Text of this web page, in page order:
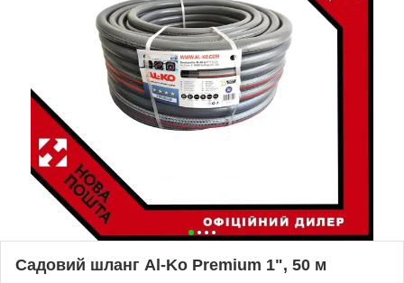
Садовий шланг Al-Ko Premium 1", 50 м